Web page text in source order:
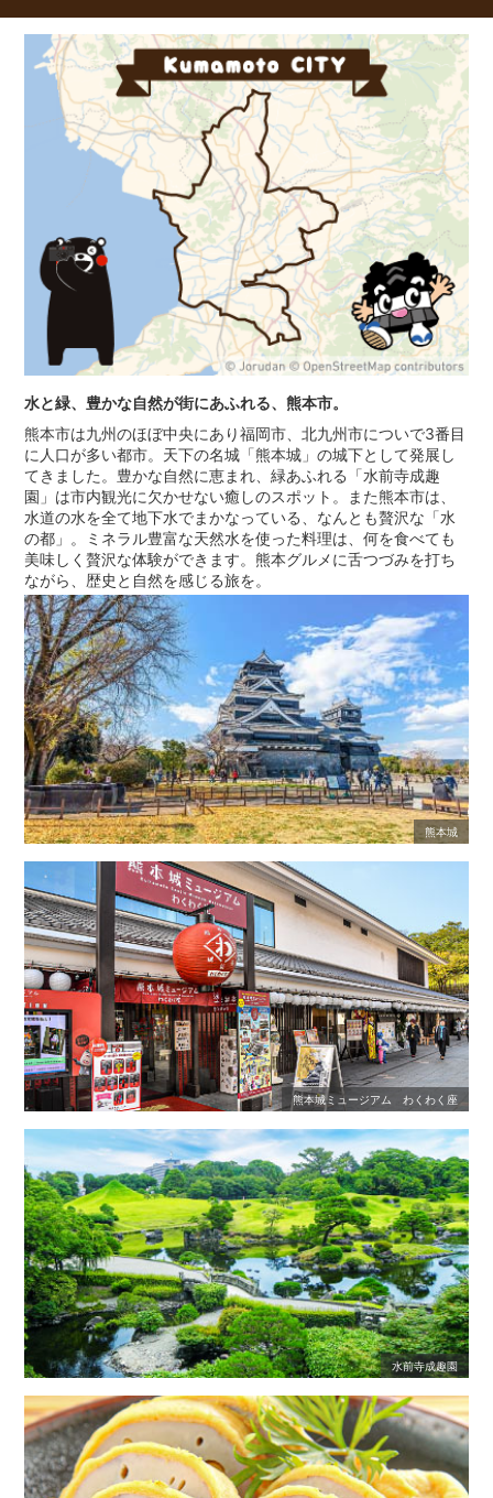
水と緑、豊かな自然が街にあふれる、熊本市。
熊本市は九州のほぼ中央にあり福岡市、北九州市についで3番目
に人口が多い都市。天下の名城「熊本城」の城下として発展し
てきました。豊かな自然に恵まれ、緑あふれる「水前寺成趣
園」は市内観光に欠かせない癒しのスポット。また熊本市は、
水道の水を全て地下水でまかなっている、なんとも贅沢な「水
の都」。ミネラル豊富な天然水を使った料理は、何を食べても
美味しく贅沢な体験ができます。熊本グルメに舌つづみを打ち
ながら、歴史と自然を感じる旅を。
熊本城
熊本城ミュージアム わくわく座
水前寺成趣園